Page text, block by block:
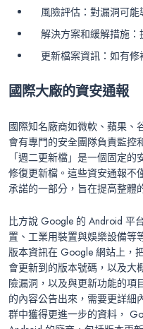
風險評估：對漏洞可能
解決方案和緩解措施：
更新檔案資訊：如有修
國際大廠的資安通報
國際知名廠商如微軟、蘋果、
會有專門的安全團隊負責監控
「週二更新檔」是一個固定
修復更新檔。這些資安通報不
承諾的一部分，旨在提高整體
比方說 Google 的 Android 平
置、工業用裝置與娛樂設備等
版本資訊在 Google 網站上，
會更新到的版本號碼，以及大
險漏洞，以及與更新功能的項
的內容公告出來，需要更詳細
群中獲得更進一步的資料，